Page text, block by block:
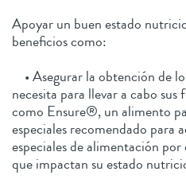
Apoyar un buen estado
beneficios como:
• Asegurar la obtención de
necesita para llevar a cabo sus
como Ensure®, un alimento
especiales recomendado para
especiales de alimentación
que impactan su estado